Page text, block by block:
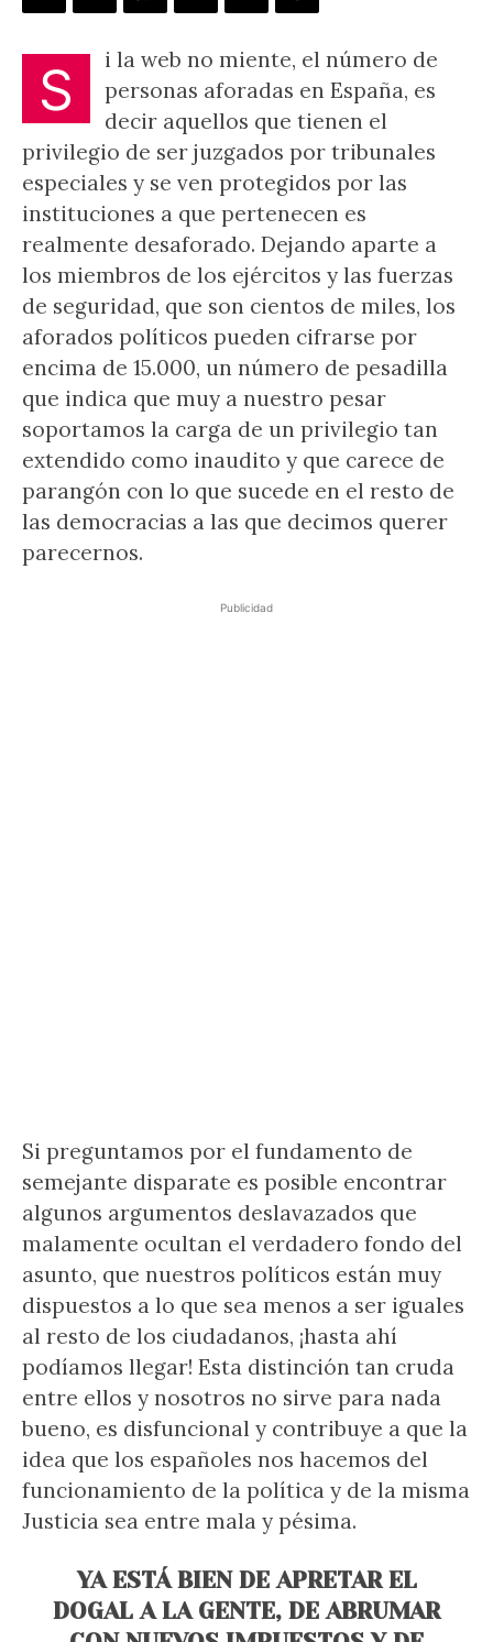
S
i la web no miente, el número de
personas aforadas en España, es
decir aquellos que tienen el
privilegio de ser juzgados por tribunales
especiales y se ven protegidos por las
instituciones a que pertenecen es
realmente desaforado. Dejando aparte a
los miembros de los ejércitos y las fuerzas
de seguridad, que son cientos de miles, los
aforados políticos pueden cifrarse por
encima de 15.000, un número de pesadilla
que indica que muy a nuestro pesar
soportamos la carga de un privilegio tan
extendido como inaudito y que carece de
parangón con lo que sucede en el resto de
las democracias a las que decimos querer
parecernos.
Publicidad
Si preguntamos por el fundamento de
semejante disparate es posible encontrar
algunos argumentos deslavazados que
malamente ocultan el verdadero fondo del
asunto, que nuestros políticos están muy
dispuestos a lo que sea menos a ser iguales
al resto de los ciudadanos, ¡hasta ahí
podíamos llegar! Esta distinción tan cruda
entre ellos y nosotros no sirve para nada
bueno, es disfuncional y contribuye a que la
idea que los españoles nos hacemos del
funcionamiento de la política y de la misma
Justicia sea entre mala y pésima.
YA ESTÁ BIEN DE APRETAR EL
DOGAL A LA GENTE, DE ABRUMAR